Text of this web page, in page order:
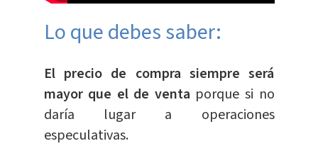
Lo que debes saber:
El precio de compra siempre será
mayor que el de venta porque si no
daría lugar a operaciones
especulativas.